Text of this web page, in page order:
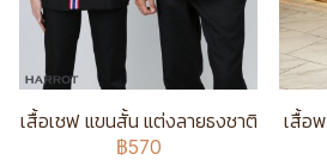
เสื้อเชฟ แขนสั้น แต่งลายธงชาติ
฿570
เสื้อ